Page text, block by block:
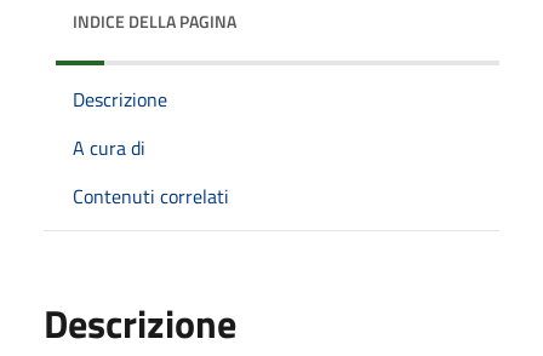
INDICE DELLA PAGINA
Descrizione
A cura di
Contenuti correlati
Descrizione